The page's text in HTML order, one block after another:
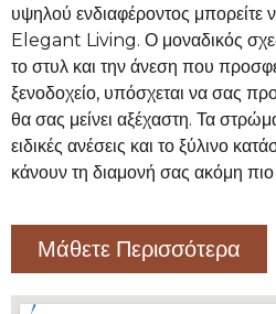
υψηλού ενδιαφέροντος μπορείτε
Elegant Living. Ο μοναδικός
το στυλ και την άνεση που
ξενοδοχείο, υπόσχεται να σας
θα σας μείνει αξέχαστη. Τα
ειδικές ανέσεις και το ξύλινο
κάνουν τη διαμονή σας ακόμη πιο
Μάθετε Περισσότερα